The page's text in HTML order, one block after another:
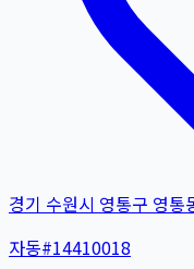
경기 수원시 영통구 영
자동#14410018